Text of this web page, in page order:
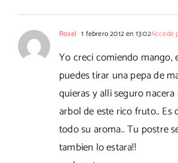
Rosel 1 febrero 2012 en 13:02Accede
Yo creci comiendo mango,
puedes tirar una pepa de
quieras y alli seguro
arbol de este rico fruto.. Es
todo su aroma.. Tu postre
tambien lo estara!!